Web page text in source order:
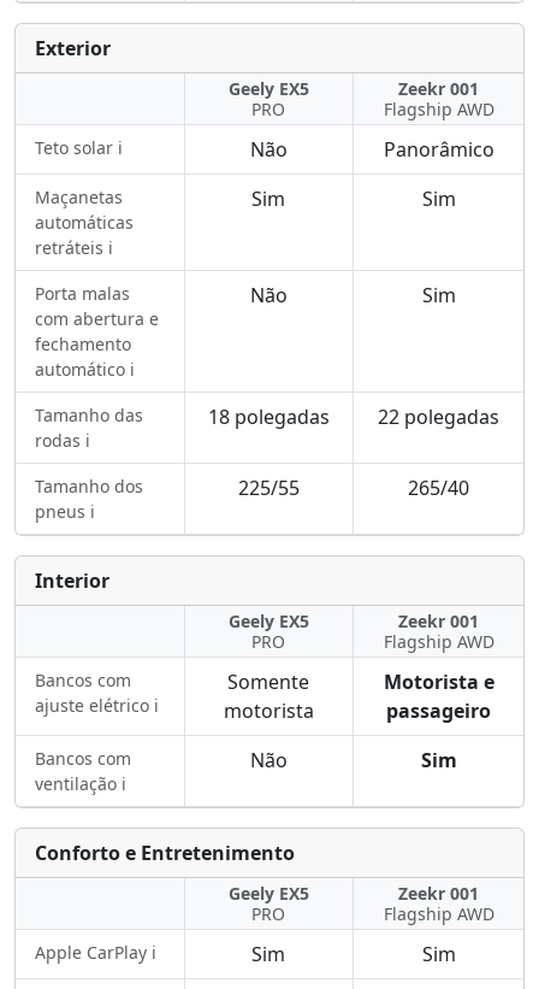
Exterior
Geely EX5
PRO
Zeekr 001
Flagship AWD
Teto solar ℹ️
Não Panorâmico
Maçanetas
automáticas
retráteis ℹ️
Sim Sim
Porta malas
com abertura e
fechamento
automático ℹ️
Não Sim
Tamanho das
rodas ℹ️
18 polegadas 22 polegadas
Tamanho dos
pneus ℹ️
225/55 265/40
Interior
Geely EX5
PRO
Zeekr 001
Flagship AWD
Bancos com
ajuste elétrico ℹ️
Somente
motorista
Motorista e
passageiro
Bancos com
ventilação ℹ️
Não Sim
Conforto e Entretenimento
Geely EX5
PRO
Zeekr 001
Flagship AWD
Apple CarPlay ℹ️
Sim Sim